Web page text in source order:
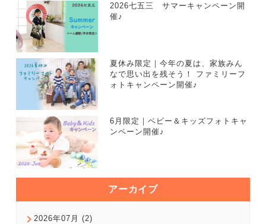
2026七五三 サマーキャンペーン開
催♪
夏休み限定｜今年の夏は、家族みん
なで思い出を残そう！ ファミリーフ
ォトキャンペーン開催♪
6月限定｜ベビー＆キッズフォトキャ
ンペーン開催♪
アーカイブ
2026年07月 (2)